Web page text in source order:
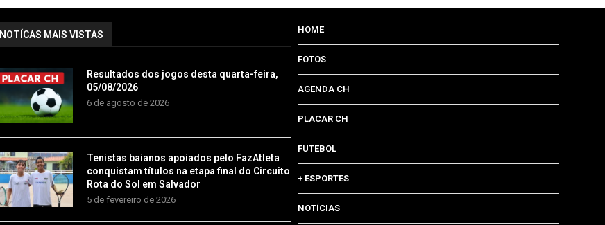
NOTÍCAS MAIS VISTAS
Resultados dos jogos desta quarta-feira,
05/08/2026
6 de agosto de 2026
Tenistas baianos apoiados pelo FazAtleta
conquistam títulos na etapa final do Circuito
Rota do Sol em Salvador
5 de fevereiro de 2026
HOME
FOTOS
AGENDA CH
PLACAR CH
FUTEBOL
+ ESPORTES
NOTÍCIAS